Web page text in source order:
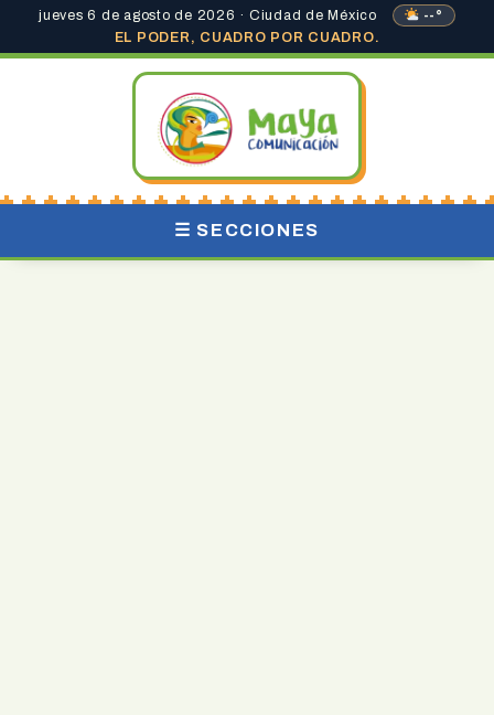
jueves 6 de agosto de 2026 · Ciudad de México
--°
EL PODER, CUADRO POR CUADRO.
☰ SECCIONES